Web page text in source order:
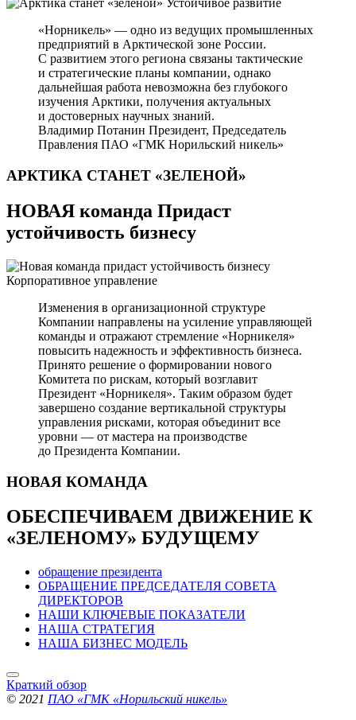
Устойчивое развитие
«Норникель» — одно из ведущих промышленных
предприятий в Арктической зоне России.
С развитием этого региона связаны тактические
и стратегические планы компании, однако
дальнейшая работа невозможна без глубокого
изучения Арктики, получения актуальных
и достоверных научных знаний.
Владимир Потанин Президент, Председатель
Правления ПАО «ГМК Норильский никель»
АРКТИКА СТАНЕТ «ЗЕЛЕНОЙ»
НОВАЯ команда Придаст
устойчивость бизнесу
Корпоративное управление
Изменения в организационной структуре
Компании направлены на усиление управляющей
команды и отражают стремление «Норникеля»
повысить надежность и эффективность бизнеса.
Принято решение о формировании нового
Комитета по рискам, который возглавит
Президент «Норникеля». Таким образом будет
завершено создание вертикальной структуры
управления рисками, которая объединит все
уровни — от мастера на производстве
до Президента Компании.
НОВАЯ КОМАНДА
ОБЕСПЕЧИВАЕМ ДВИЖЕНИЕ К
«ЗЕЛЕНОМУ» БУДУЩЕМУ
обращение президента
ОБРАЩЕНИЕ ПРЕДСЕДАТЕЛЯ СОВЕТА
ДИРЕКТОРОВ
НАШИ КЛЮЧЕВЫЕ ПОКАЗАТЕЛИ
НАША СТРАТЕГИЯ
НАША БИЗНЕС МОДЕЛЬ
Краткий обзор
© 2021 ПАО «ГМК «Норильский никель»